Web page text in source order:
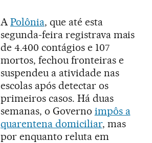
APolônia, que até esta
segunda-feira registrava mais
de 4.400 contágios e 107
mortos, fechou fronteiras e
suspendeu a atividade nas
escolas após detectar os
primeiros casos. Há duas
semanas, o Governo impôs a
quarentena domiciliar, mas
por enquanto reluta em